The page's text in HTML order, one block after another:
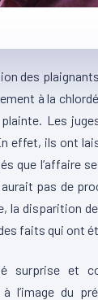
des
à la
Les
effet, ils ont
que l’affaire
aurait pas de
la disparition
faits qui ont
surprise et
l’image du